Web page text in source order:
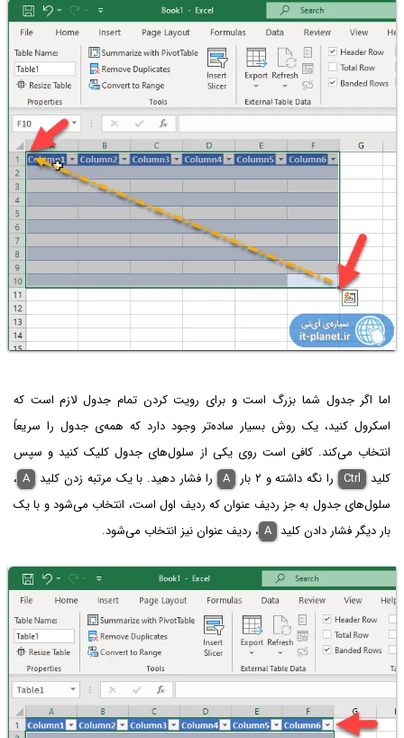
اما اگر جدول شما بزرگ است و برای رویت کردن تمام جدول لازم است که
اسکرول کنید، یک روش بسیار ساده‌تر وجود دارد که همه‌ی جدول را سریعاً
انتخاب می‌کند. کافی است روی یکی از سلول‌های جدول کلیک کنید و سپس
کلید
Ctrl را نگه داشته و ۲ بار A‌ را فشار دهید. با یک مرتبه زدن کلید A ،
سلول‌های جدول به جز ردیف عنوان که ردیف اول است، انتخاب می‌شود و با یک
بار دیگر فشار دادن کلید A ،‌ ردیف عنوان نیز انتخاب می‌شود.